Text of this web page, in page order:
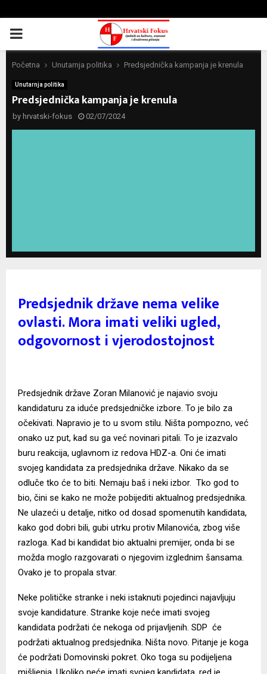
PRIMARY
MENU
Početna Unutarnja politika Predsjednička kampanja je krenula
Unutarnja politika
Predsjednička kampanja je krenula
by hrvatski-fokus 02/07/2024
Predsjednik države nema velike
ovlasti. Mora imati veliki ugled,
odgovornost i vjerodostojnost
Predsjednik države Zoran Milanović je najavio svoju
kandidaturu za iduće predsjedničke izbore. To je bilo za
očekivati. Napravio je to u svom stilu. Ništa pompozno, već
onako uz put, kad su ga već novinari pitali. To je izazvalo
buru reakcija, uglavnom iz redova HDZ-a. Oni će imati
svojeg kandidata za predsjednika države. Nikako da se
odluče tko će to biti. Nemaju baš i neki izbor. Tko god to
bio, čini se kako ne može pobijediti aktualnog predsjednika.
Ne ulazeći u detalje, nitko od dosad spomenutih kandidata,
kako god dobri bili, gubi utrku protiv Milanovića, zbog više
razloga. Kad bi kandidat bio aktualni premijer, onda bi se
možda moglo razgovarati o njegovim izglednim šansama.
Ovako je to propala stvar.
Neke političke stranke i neki istaknuti pojedinci najavljuju
svoje kandidature. Stranke koje neće imati svojeg
kandidata podržati će nekoga od prijavljenih. SDP će
podržati aktualnog predsjednika. Ništa novo. Pitanje je koga
će podržati Domovinski pokret. Oko toga su podijeljena